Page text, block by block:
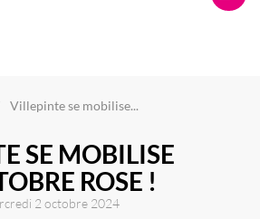
Villepinte se mobilise...
SE MOBILISE
ROSE !
2 octobre 2024